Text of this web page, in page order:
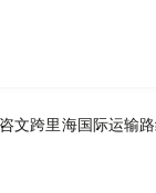
文跨里海国际运输